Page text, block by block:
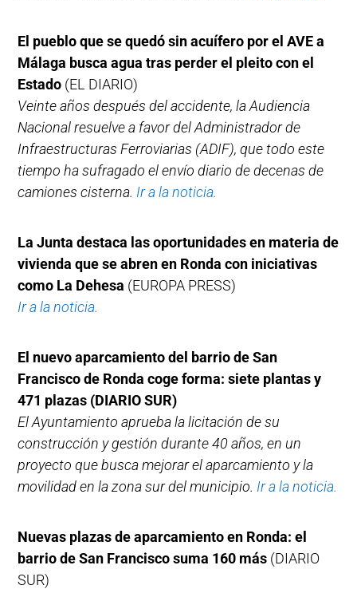
El pueblo que se quedó sin acuífero por el AVE a
Málaga busca agua tras perder el pleito con el
Estado (EL DIARIO)
Veinte años después del accidente, la Audiencia
Nacional resuelve a favor del Administrador de
Infraestructuras Ferroviarias (ADIF), que todo este
tiempo ha sufragado el envío diario de decenas de
camiones cisterna. Ir a la noticia.
La Junta destaca las oportunidades en materia de
vivienda que se abren en Ronda con iniciativas
como La Dehesa (EUROPA PRESS)
Ir a la noticia.
El nuevo aparcamiento del barrio de San
Francisco de Ronda coge forma: siete plantas y
471 plazas (DIARIO SUR)
El Ayuntamiento aprueba la licitación de su
construcción y gestión durante 40 años, en un
proyecto que busca mejorar el aparcamiento y la
movilidad en la zona sur del municipio. Ir a la noticia.
Nuevas plazas de aparcamiento en Ronda: el
barrio de San Francisco suma 160 más (DIARIO
SUR)